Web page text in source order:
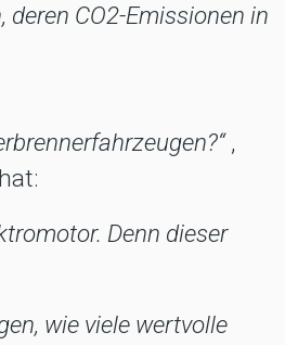
CO2-Emissionen in
,
Denn dieser
wie viele wertvolle